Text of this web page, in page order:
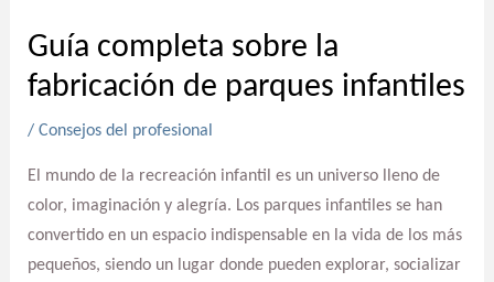
Guía completa sobre la
fabricación de parques infantiles
/ Consejos del profesional
El mundo de la recreación infantil es un universo lleno de
color, imaginación y alegría. Los parques infantiles se han
convertido en un espacio indispensable en la vida de los más
pequeños, siendo un lugar donde pueden explorar, socializar